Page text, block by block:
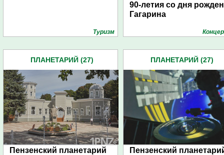
Туризм
90-летия со дня
Гагарина
ПЛАНЕТАРИЙ (27)
Пензенский планетарий
ПЛАНЕТАРИЙ (27)
Пензенский